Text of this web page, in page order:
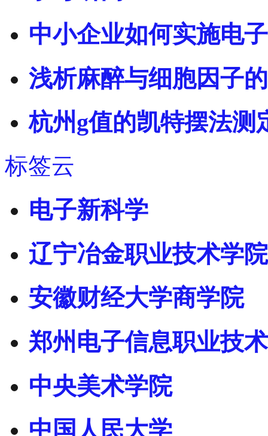
中小企业如何实施电
浅析麻醉与细胞因子
杭州g值的凯特摆法测
标签云
电子新科学
辽宁冶金职业技术学院
安徽财经大学商学院
郑州电子信息职业技
中央美术学院
中国人民大学